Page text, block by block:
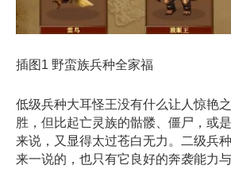
插图1 野蛮族兵种全家福
低级兵种大耳怪王没有什么让人惊艳
胜，但比起亡灵族的骷髅、僵尸，或
来说，又显得太过苍白无力。二级兵
来一说的，也只有它良好的奔袭能力